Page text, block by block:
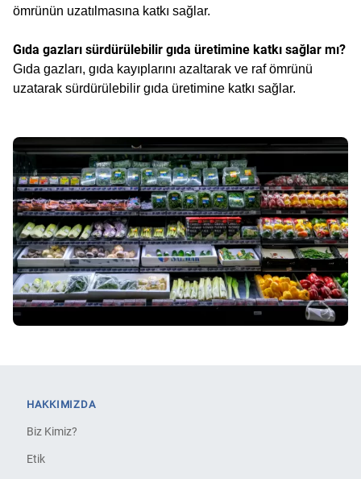
ömrünün uzatılmasına katkı sağlar.
Gıda gazları sürdürülebilir gıda üretimine katkı sağlar mı?
Gıda gazları, gıda kayıplarını azaltarak ve raf ömrünü
uzatarak sürdürülebilir gıda üretimine katkı sağlar.
HAKKIMIZDA
Biz Kimiz?
Etik